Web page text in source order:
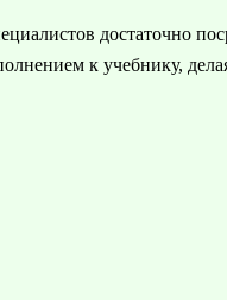
достаточно
к учебнику,